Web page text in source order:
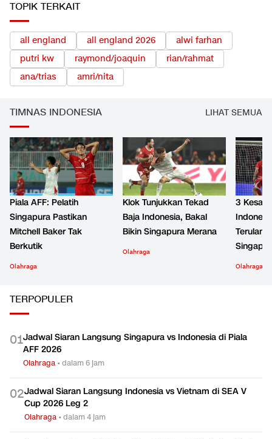
TOPIK TERKAIT
all england all england 2026
alwi farhan
putri kw
raymond/joaquin
rian/rahmat
ana/trias
amri/nita
TIMNAS INDONESIA LIHAT SEMUA
Piala AFF: Pelatih
Singapura Pastikan
Mitchell Baker Tak
Berkutik
Olahraga
Klok Tunjukkan Tekad
Baja Indonesia, Bakal
Bikin Singapura Merana
Olahraga
3
Olahraga
TERPOPULER
01Jadwal Siaran Langsung Singapura vs Indonesia di Piala
AFF 2026
Olahraga •dalam 6 jam
02Jadwal Siaran Langsung Indonesia vs Vietnam di SEA V
Cup 2026 Leg 2
Olahraga •dalam 4 jam